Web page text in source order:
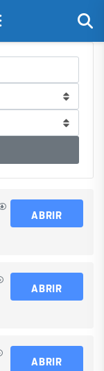
ABRIR
ABRIR
ABRIR